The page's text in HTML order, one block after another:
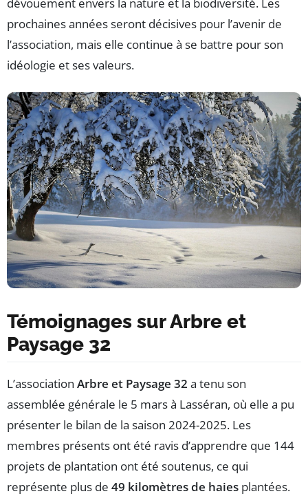
prochaines années seront décisives pour l’avenir de
l’association, mais elle continue à se battre pour son
idéologie et ses valeurs.
Témoignages sur Arbre et
Paysage 32
L’association Arbre et Paysage 32 a tenu son
assemblée générale le 5 mars à Lasséran, où elle a pu
présenter le bilan de la saison 2024-2025. Les
membres présents ont été ravis d’apprendre que 144
projets de plantation ont été soutenus, ce qui
représente plus de 49 kilomètres de haies plantées.